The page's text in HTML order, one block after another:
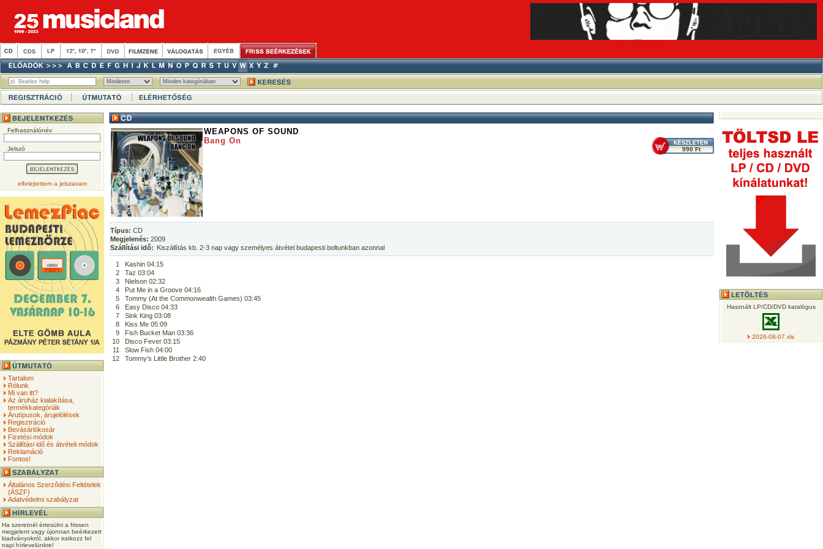
Felhasználónév
Jelszó
elfelejtettem a jelszavam
Tartalom
Rólunk
Mi van itt?
Az áruház kialakítása,
termékkategóriák
Árutípusok, árujelölések
Regisztráció
Bevásárlókosár
Fizetési módok
Szállítási idő és átvételi módok
Reklamáció
Fontos!
Általános Szerződési Feltételek
(ÁSZF)
Adatvédelmi szabályzat
Ha szeretnél értesülni a frissen
megjelent vagy újonnan beérkezett
kiadványokról, akkor iratkozz fel
napi hírlevelünkre!
WEAPONS OF SOUND
Bang On
990 Ft
Típus: CD
Megjelenés: 2009
Szállítási idő: Kiszállítás kb. 2-3 nap vagy személyes átvétel budapesti boltunkban azonnal
1
Kashin 04:15
2
Taz 03:04
3
Nielson 02:32
4
Put Me in a Groove 04:16
5
Tommy (At the Commonwealth Games) 03:45
6
Easy Disco 04:33
7
Sink King 03:08
8
Kiss Me 05:09
9
Fish Bucket Man 03:36
10
Disco Fever 03:15
11
Slow Fish 04:00
12
Tommy's Little Brother 2:40
Használt LP/CD/DVD katalógus
2026-08-07.xls